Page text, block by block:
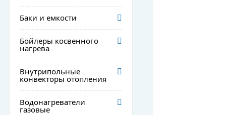
Баки и емкости
Бойлеры косвенного
нагрева
Внутрипольные
конвекторы отопления
Водонагреватели
газовые